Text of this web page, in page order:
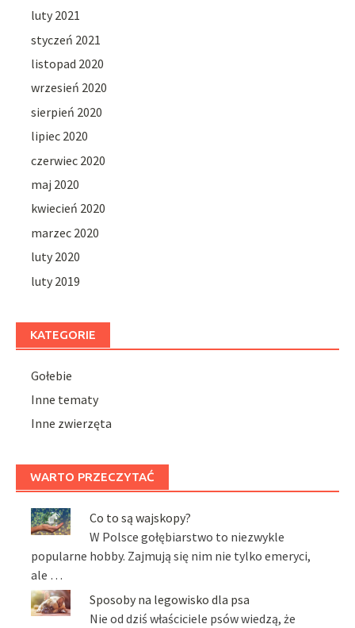
luty 2021
styczeń 2021
listopad 2020
wrzesień 2020
sierpień 2020
lipiec 2020
czerwiec 2020
maj 2020
kwiecień 2020
marzec 2020
luty 2020
luty 2019
KATEGORIE
Gołebie
Inne tematy
Inne zwierzęta
WARTO PRZECZYTAĆ
Co to są wajskopy?
W Polsce gołębiarstwo to niezwykle
popularne hobby. Zajmują się nim nie tylko emeryci,
ale …
Sposoby na legowisko dla psa
Nie od dziś właściciele psów wiedzą, że